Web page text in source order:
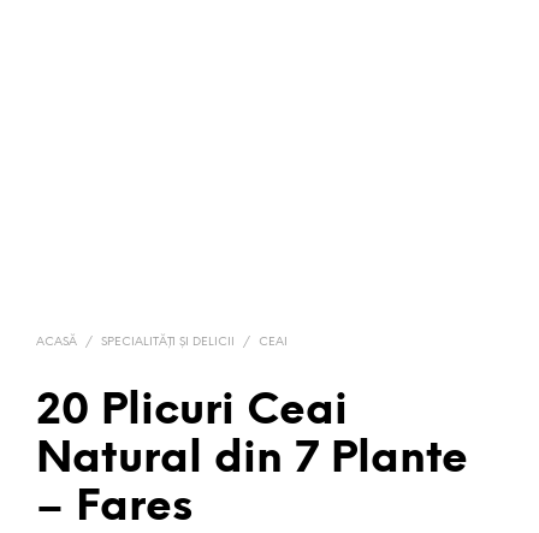
ACASĂ / SPECIALITĂȚI ȘI DELICII / CEAI
20 Plicuri Ceai
Natural din 7 Plante
– Fares